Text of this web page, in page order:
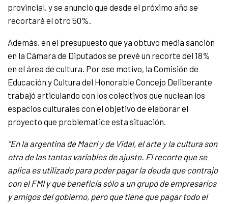
provincial, y se anunció que desde el próximo año se
recortará el otro 50%.
Además, en el presupuesto que ya obtuvo media sanción
en la Cámara de Diputados se prevé un recorte del 18%
en el área de cultura. Por ese motivo, la Comisión de
Educación y Cultura del Honorable Concejo Deliberante
trabajó articulando con los colectivos que nuclean los
espacios culturales con el objetivo de elaborar el
proyecto que problematice esta situación.
“En la argentina de Macri y de Vidal, el arte y la cultura son
otra de las tantas variables de ajuste. El recorte que se
aplica es utilizado para poder pagar la deuda que contrajo
con el FMI y que beneficia sólo a un grupo de empresarios
y amigos del gobierno, pero que tiene que pagar todo el